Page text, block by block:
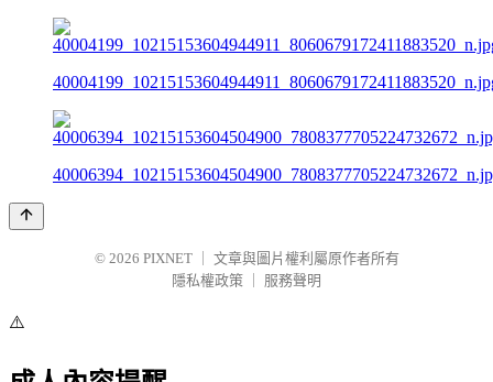
© 2026 PIXNET
文章與圖片權利屬原作者所有
隱私權政策
服務聲明
⚠️